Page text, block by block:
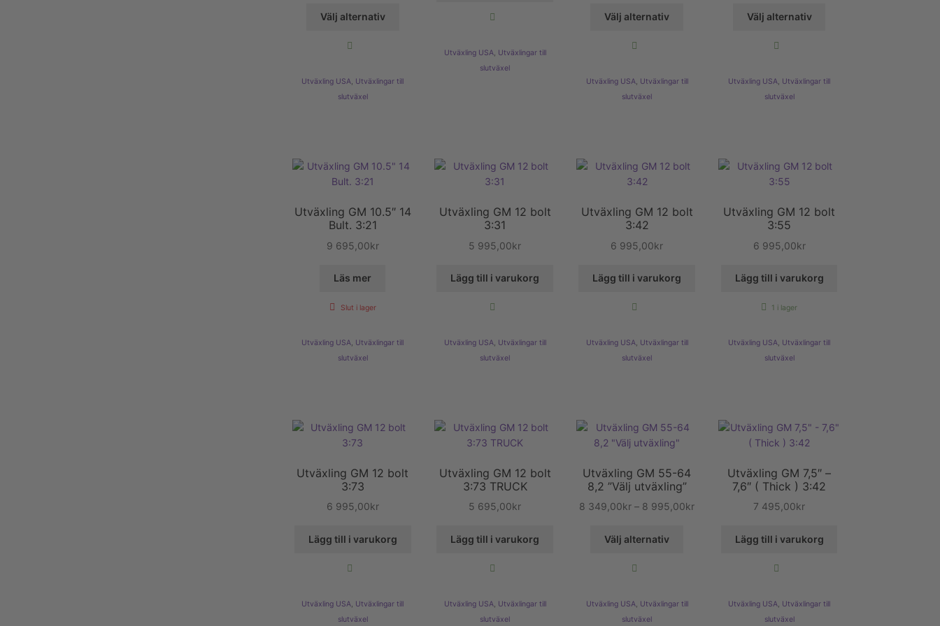
Välj alternativ
varianter.
väljas
Utväxling USA, Utväxlingar till
slutväxel
Utväxling USA, Utväxlingar till
slutväxel
Välj alternativ
varianter.
väljas
Utväxling USA, Utväxlingar till
slutväxel
Välj alternativ
varianter.
väljas
Utväxling USA, Utväxlingar till
slutväxel
Utväxling GM 10.5″ 14
Bult. 3:21
9 695,00kr
Läs mer
Slut i lager
Utväxling USA, Utväxlingar till
slutväxel
Utväxling GM 12 bolt
3:31
5 995,00kr
Lägg till i varukorg
Utväxling USA, Utväxlingar till
slutväxel
Utväxling GM 12 bolt
3:42
6 995,00kr
Lägg till i varukorg
Utväxling USA, Utväxlingar till
slutväxel
Utväxling GM 12 bolt
3:55
6 995,00kr
Lägg till i varukorg
1 i lager
Utväxling USA, Utväxlingar till
slutväxel
Utväxling GM 12 bolt
3:73
6 995,00kr
Lägg till i varukorg
Utväxling USA, Utväxlingar till
slutväxel
Utväxling GM 12 bolt
3:73 TRUCK
5 695,00kr
Lägg till i varukorg
Utväxling USA, Utväxlingar till
slutväxel
Utväxling GM 55-64
8,2 ”Välj utväxling”
8 349,00kr – 8 995,00krPrisintervall:
349,00kr
Välj alternativ
varianter.
Utväxling USA, Utväxlingar till
slutväxel
Utväxling GM 7,5″ –
7,6″ ( Thick ) 3:42
7 495,00kr
Lägg till i varukorg
Utväxling USA, Utväxlingar till
slutväxel